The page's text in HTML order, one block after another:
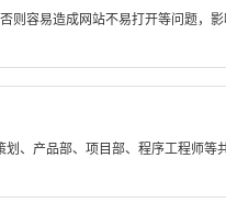
容易造成网站不易打开等问题，影
、产品部、项目部、程序工程师等